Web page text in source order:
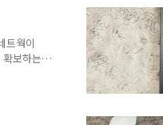
웍이
보하는
려보았
이라고